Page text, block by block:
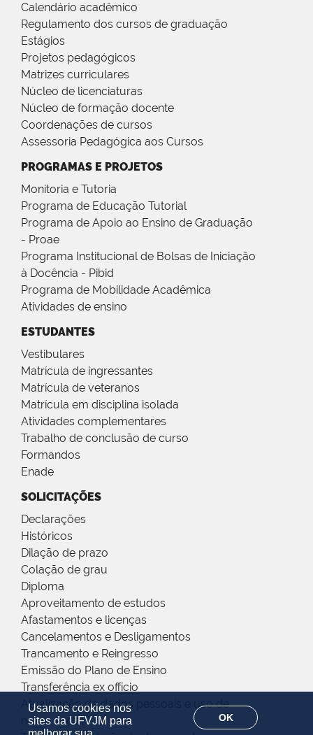
Usamos cookies nos
sites da UFVJM para
OK
Calendário acadêmico
Regulamento dos cursos de graduação
Estágios
Projetos pedagógicos
Matrizes curriculares
Núcleo de licenciaturas
Núcleo de formação docente
Coordenações de cursos
Assessoria Pedagógica aos Cursos
PROGRAMAS E PROJETOS
Monitoria e Tutoria
Programa de Educação Tutorial
Programa de Apoio ao Ensino de Graduação
- Proae
Programa Institucional de Bolsas de Iniciação
à Docência - Pibid
Programa de Mobilidade Acadêmica
Atividades de ensino
ESTUDANTES
Vestibulares
Matrícula de ingressantes
Matrícula de veteranos
Matrícula em disciplina isolada
Atividades complementares
Trabalho de conclusão de curso
Formandos
Enade
SOLICITAÇÕES
Declarações
Históricos
Dilação de prazo
Colação de grau
Diploma
Aproveitamento de estudos
Afastamentos e licenças
Cancelamentos e Desligamentos
Trancamento e Reingresso
Emissão do Plano de Ensino
Transferência ex offício
Atualização de dados pessoais e uso de
nome social